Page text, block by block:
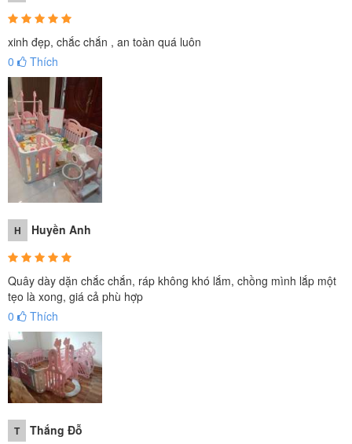
xinh đẹp, chắc chắn , an toàn quá luôn
0
Thích
H Huyền Anh
Quây dày dặn chắc chắn, ráp không khó lắm, chồng mình lắp một
tẹo là xong, giá cả phù hợp
0
Thích
T Thắng Đỗ